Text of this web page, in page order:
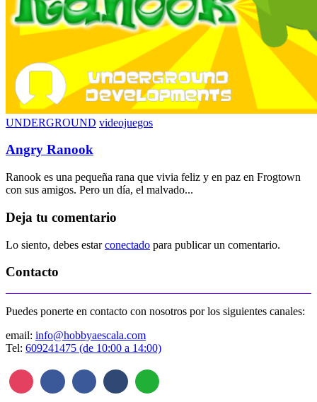
UNDERGROUND videojuegos
Angry Ranook
Ranook es una pequeña rana que vivia feliz y en paz en Frogtown
con sus amigos. Pero un día, el malvado...
Deja tu comentario
Lo siento, debes estarconectado para publicar un comentario.
Contacto
Puedes ponerte en contacto con nosotros por los siguientes canales:
email: info@hobbyaescala.com
Tel: 609241475 (de 10:00 a 14:00)